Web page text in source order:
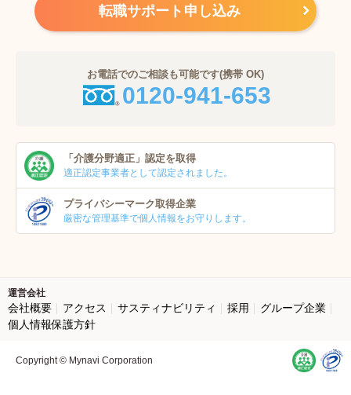
転職サポート申し込み
お電話でのご相談も可能です(携帯 OK)
0120-941-653
「介護分野適正」 認定を取得
適正認定事業者として認定されました。
プライバシーマーク取得企業
厳密な管理基準で個人情報をお守りします。
運営会社
会社概要 アクセス サスティナビリティ 採用
グループ企業
個人情報保護方針
Copyright © Mynavi Corporation